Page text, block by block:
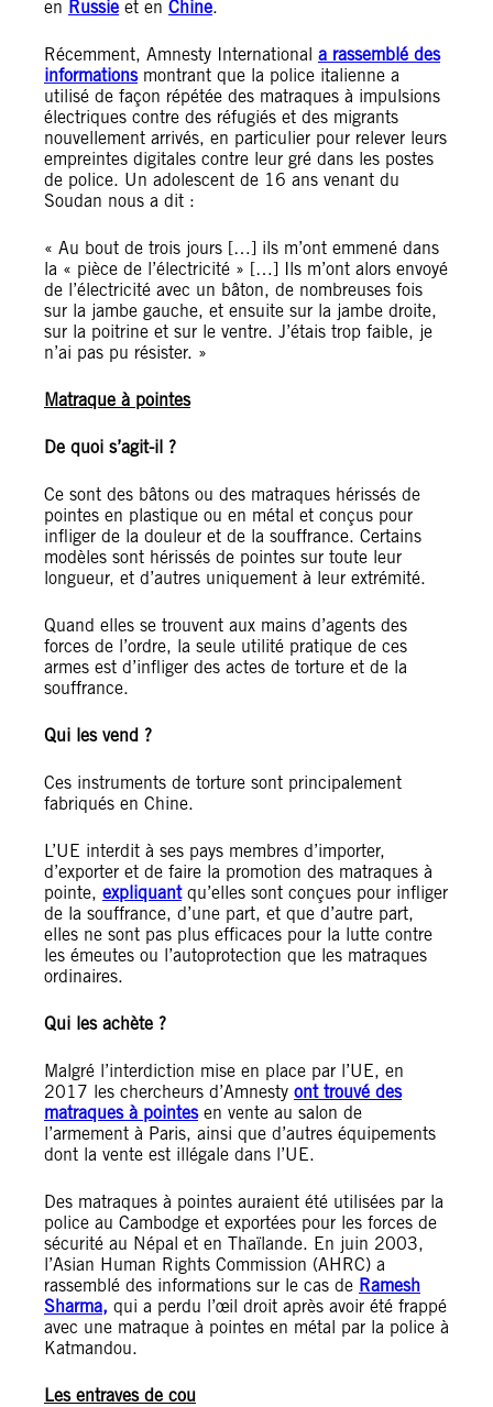
en Russie et en Chine.
Récemment, Amnesty International a rassemblé des
informationsmontrant que la police italienne a
utilisé de façon répétée des matraques à impulsions
électriques contre des réfugiés et des migrants
nouvellement arrivés, en particulier pour relever leurs
empreintes digitales contre leur gré dans les postes
de police. Un adolescent de 16 ans venant du
Soudan nous a dit :
« Au bout de trois jours […] ils m’ont emmené dans
la « pièce de l’électricité » […] Ils m’ont alors envoyé
de l’électricité avec un bâton, de nombreuses fois
sur la jambe gauche, et ensuite sur la jambe droite,
sur la poitrine et sur le ventre. J’étais trop faible, je
n’ai pas pu résister. »
Matraque à pointes
De quoi s’agit-il ?
Ce sont des bâtons ou des matraques hérissés de
pointes en plastique ou en métal et conçus pour
infliger de la douleur et de la souffrance. Certains
modèles sont hérissés de pointes sur toute leur
longueur, et d’autres uniquement à leur extrémité.
Quand elles se trouvent aux mains d’agents des
forces de l’ordre, la seule utilité pratique de ces
armes est d’infliger des actes de torture et de la
souffrance.
Qui les vend ?
Ces instruments de torture sont principalement
fabriqués en Chine.
L’UE interdit à ses pays membres d’importer,
d’exporter et de faire la promotion des matraques à
pointe, expliquantqu’elles sont conçues pour infliger
de la souffrance, d’une part, et que d’autre part,
elles ne sont pas plus efficaces pour la lutte contre
les émeutes ou l’autoprotection que les matraques
ordinaires.
Qui les achète ?
Malgré l’interdiction mise en place par l’UE, en
2017 les chercheurs d’Amnesty ont trouvé des
matraques à pointesen vente au salon de
l’armement à Paris, ainsi que d’autres équipements
dont la vente est illégale dans l’UE.
Des matraques à pointes auraient été utilisées par la
police au Cambodge et exportées pour les forces de
sécurité au Népal et en Thaïlande. En juin 2003,
l’Asian Human Rights Commission (AHRC) a
rassemblé des informations sur le cas de Ramesh
Sharma, qui a perdu l’œil droit après avoir été frappé
avec une matraque à pointes en métal par la police à
Katmandou.
Les entraves de cou